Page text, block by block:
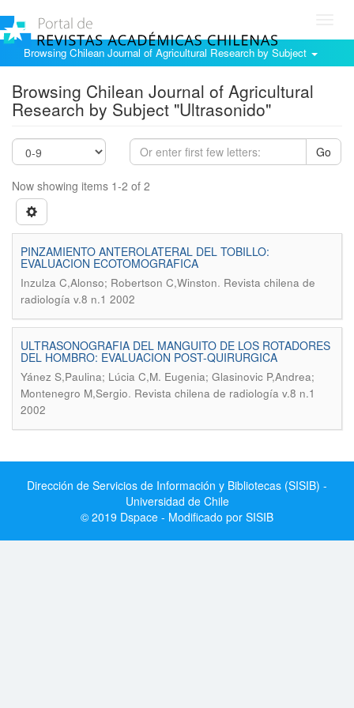
Browsing Chilean Journal of Agricultural Research by Subject
Browsing Chilean Journal of Agricultural
Research by Subject "Ultrasonido"
Go
Now showing items 1-2 of 2
PINZAMIENTO ANTEROLATERAL DEL TOBILLO:
EVALUACION ECOTOMOGRAFICA
Inzulza C,Alonso; Robertson C,Winston. Revista chilena de
radiología v.8 n.1 2002
ULTRASONOGRAFIA DEL MANGUITO DE LOS ROTADORES
DEL HOMBRO: EVALUACION POST-QUIRURGICA
Yánez S,Paulina; Lúcia C,M. Eugenia; Glasinovic P,Andrea;
Montenegro M,Sergio. Revista chilena de radiología v.8 n.1
2002
Dirección de Servicios de Información y Bibliotecas (SISIB) -
Universidad de Chile
© 2019 Dspace - Modificado por SISIB